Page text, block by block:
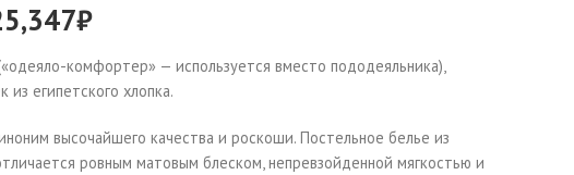
₽
комфортер» — используется вместо пододеяльника),
из египетского хлопка.
высочайшего качества и роскоши. Постельное белье из
ровным матовым блеском, непревзойденной мягкостью и